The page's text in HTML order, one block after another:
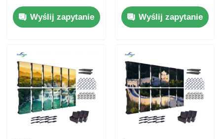
800W
Wyślij zapytanie
Ekran P2.9 P3.9 dla
Centrum Handlowego
Wyślij zapytanie